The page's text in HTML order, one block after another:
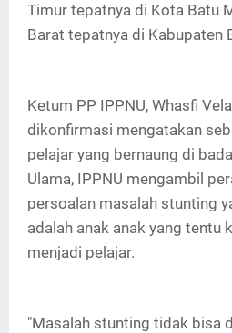
Timur tepatnya di Kota Batu
Barat tepatnya di Kabupaten
Ketum PP IPPNU, Whasfi
dikonfirmasi mengatakan
pelajar yang bernaung di
Ulama, IPPNU mengambil
persoalan masalah stunting
adalah anak anak yang tentu
menjadi pelajar.
"Masalah stunting tidak bisa